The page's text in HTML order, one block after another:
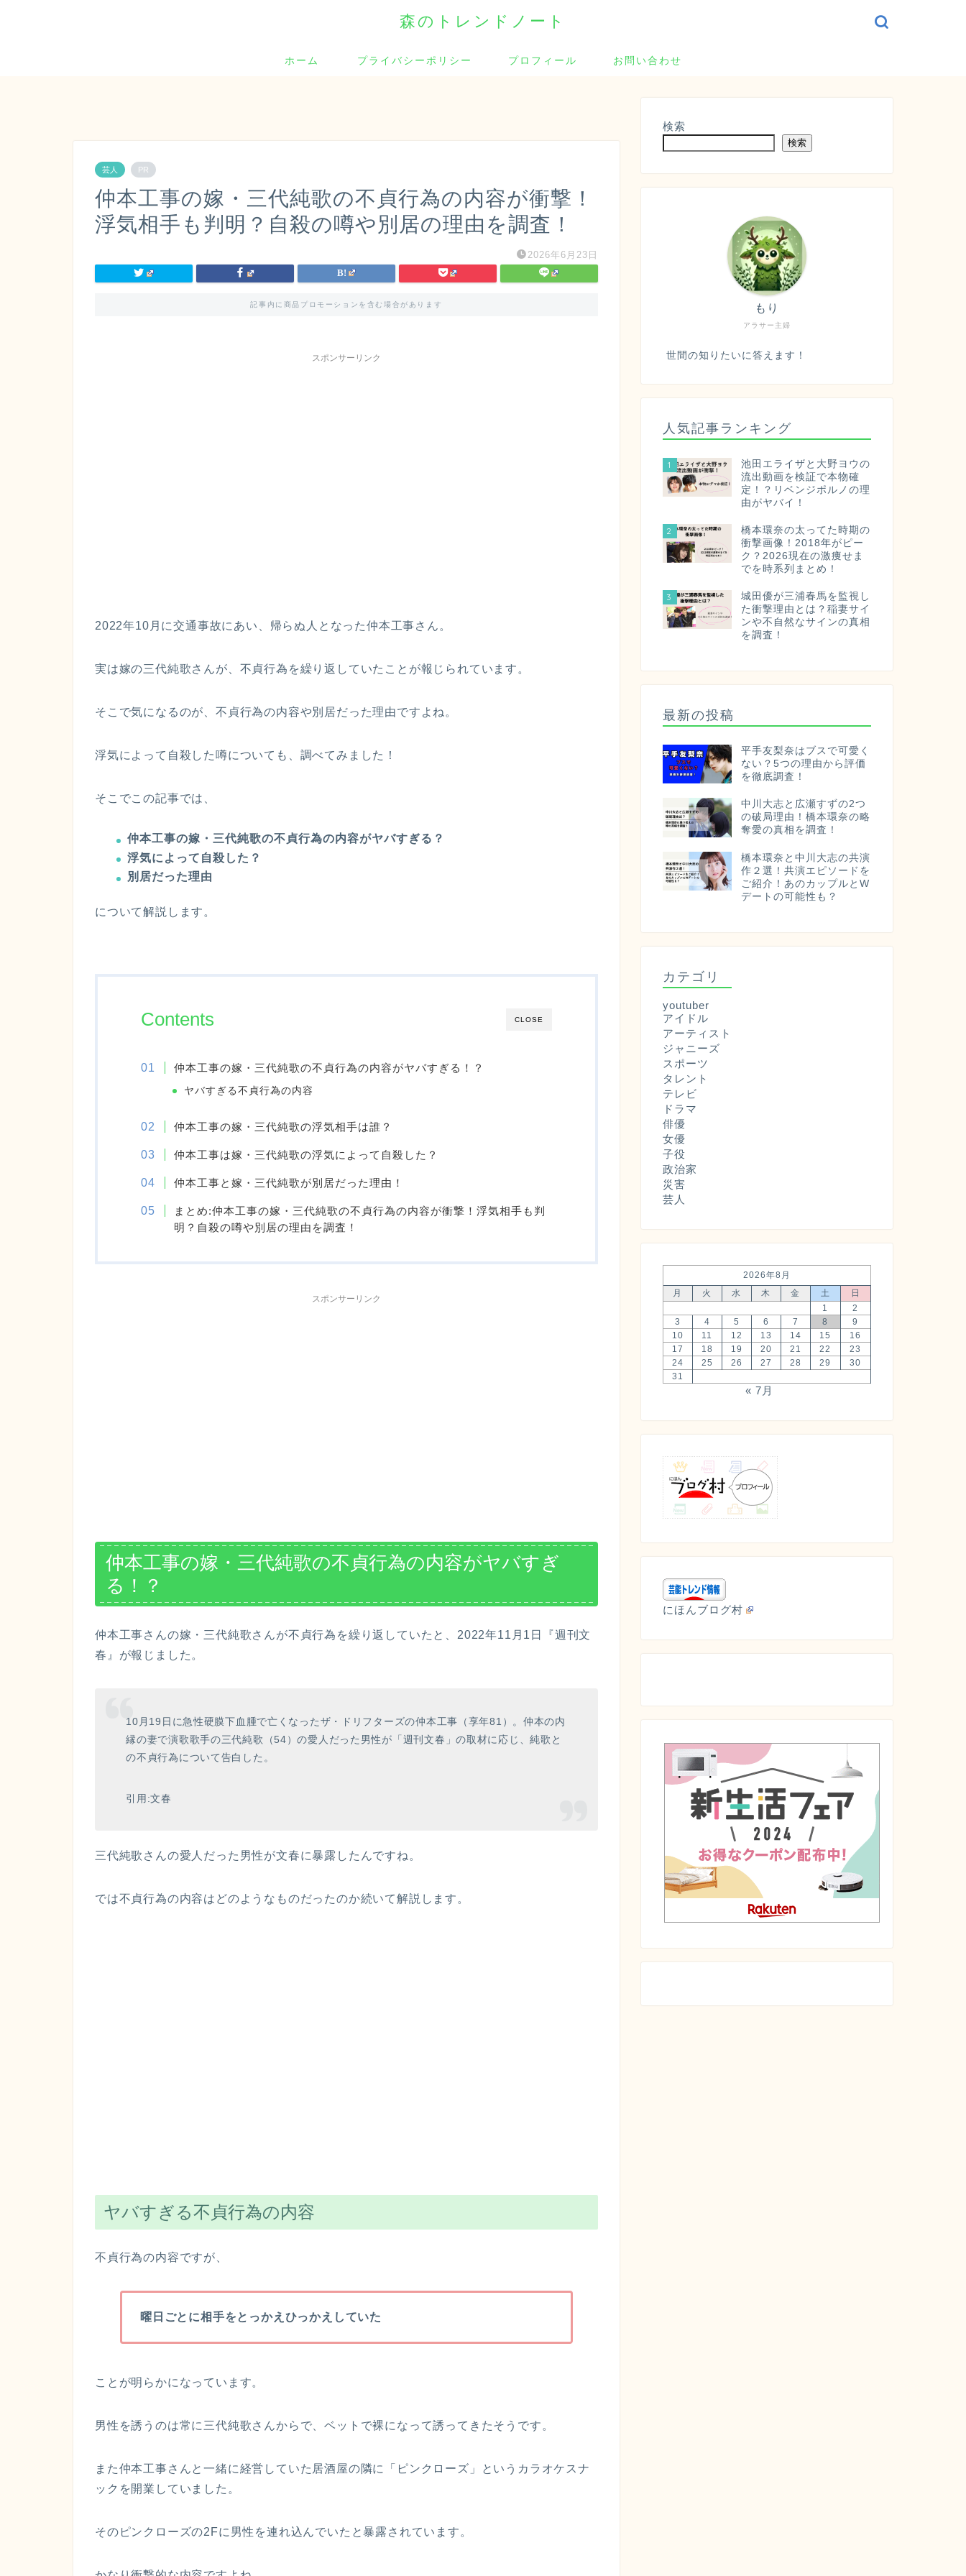
森のトレンドノート
ホーム プライバシーポリシー プロフィール お問い合わせ
芸人 PR
仲本工事の嫁・三代純歌の不貞行為の内容が衝撃！
浮気相手も判明？自殺の噂や別居の理由を調査！
2026年6月23日
記事内に商品プロモーションを含む場合があります
スポンサーリンク
2022年10月に交通事故にあい、帰らぬ人となった仲本工事さん。
実は嫁の三代純歌さんが、不貞行為を繰り返していたことが報じられています。
そこで気になるのが、不貞行為の内容や別居だった理由ですよね。
浮気によって自殺した噂についても、調べてみました！
そこでこの記事では、
仲本工事の嫁・三代純歌の不貞行為の内容がヤバすぎる？
浮気によって自殺した？
別居だった理由
について解説します。
CLOSE
Contents
仲本工事の嫁・三代純歌の不貞行為の内容がヤバすぎる！？
ヤバすぎる不貞行為の内容
仲本工事の嫁・三代純歌の浮気相手は誰？
仲本工事は嫁・三代純歌の浮気によって自殺した？
仲本工事と嫁・三代純歌が別居だった理由！
まとめ:仲本工事の嫁・三代純歌の不貞行為の内容が衝撃！浮気相手も判
明？自殺の噂や別居の理由を調査！
スポンサーリンク
仲本工事の嫁・三代純歌の不貞行為の内容がヤバすぎ
る！？
仲本工事さんの嫁・三代純歌さんが不貞行為を繰り返していたと、2022年11月1日『週刊文
春』が報じました。
10月19日に急性硬膜下血腫で亡くなったザ・ドリフターズの仲本工事（享年81）。仲本の内
縁の妻で演歌歌手の三代純歌（54）の愛人だった男性が「週刊文春」の取材に応じ、純歌と
の不貞行為について告白した。
引用:文春
三代純歌さんの愛人だった男性が文春に暴露したんですね。
では不貞行為の内容はどのようなものだったのか続いて解説します。
ヤバすぎる不貞行為の内容
不貞行為の内容ですが、
曜日ごとに相手をとっかえひっかえしていた
ことが明らかになっています。
男性を誘うのは常に三代純歌さんからで、ベットで裸になって誘ってきたそうです。
また仲本工事さんと一緒に経営していた居酒屋の隣に「ピンクローズ」というカラオケスナ
ックを開業していました。
そのピンクローズの2Fに男性を連れ込んでいたと暴露されています。
検索
検索
アラサー主婦
もり
世間の知りたいに答えます！
人気記事ランキング
1
池田エライザと大野ヨウの
流出動画を検証で本物確
定！？リベンジポルノの理
由がヤバイ！
2
橋本環奈の太ってた時期の
衝撃画像！2018年がピー
ク？2026現在の激痩せま
でを時系列まとめ！
3
城田優が三浦春馬を監視し
た衝撃理由とは？稲妻サイ
ンや不自然なサインの真相
を調査！
最新の投稿
平手友梨奈はブスで可愛く
ない？5つの理由から評価
を徹底調査！
中川大志と広瀬すずの2つ
の破局理由！橋本環奈の略
奪愛の真相を調査！
橋本環奈と中川大志の共演
作２選！共演エピソードを
ご紹介！あのカップルとW
デートの可能性も？
カテゴリ
youtuber
アイドル
アーティスト
ジャニーズ
スポーツ
タレント
テレビ
ドラマ
俳優
女優
子役
政治家
災害
芸人
2026年8月
月
火 水 木 金 土
日
1
2
3
4 5 6 7 8
9
10
11 12 13 14 15
16
17
18 19 20 21 22
23
24
25 26 27 28 29
30
31
« 7月
にほんブログ村